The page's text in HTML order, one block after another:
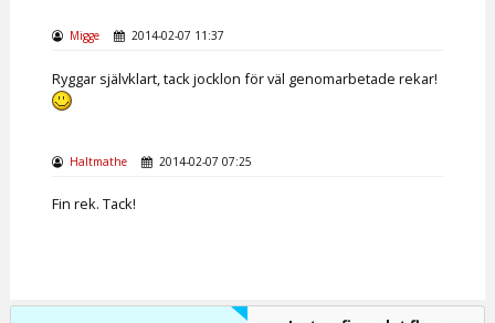
Migge 2014-02-07 11:37
Ryggar självklart, tack jocklon för väl genomarbetade rekar!
Haltmathe 2014-02-07 07:25
Fin rek. Tack!